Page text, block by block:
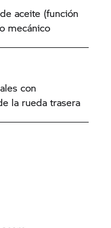
aceite (función
mecánico
con
la rueda trasera